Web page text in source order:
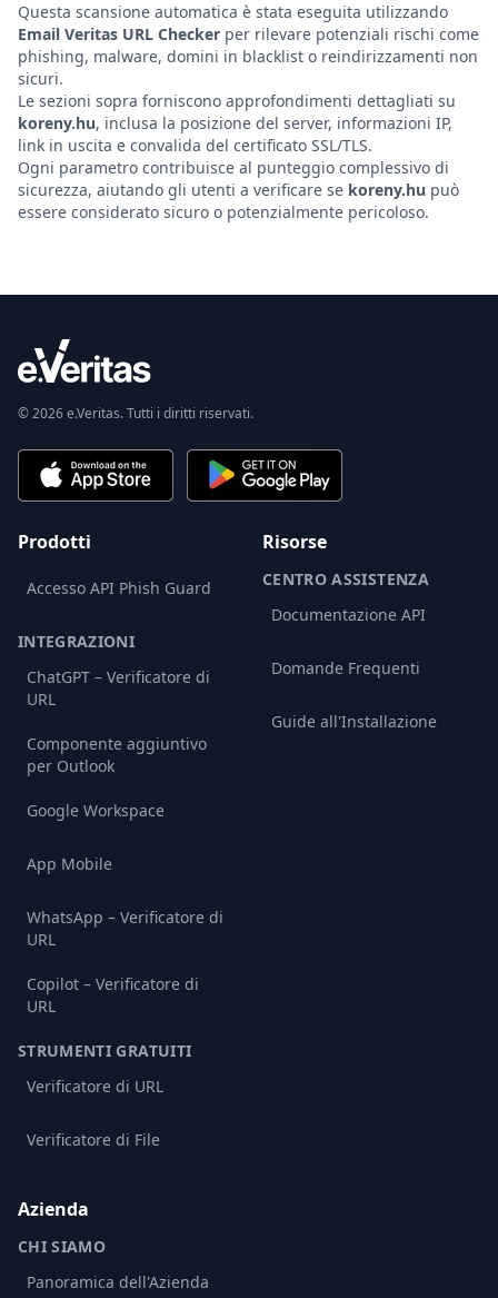
Questa scansione automatica è stata eseguita utilizzando
Email Veritas URL Checker per rilevare potenziali rischi come
phishing, malware, domini in blacklist o reindirizzamenti non
sicuri.
Le sezioni sopra forniscono approfondimenti dettagliati su
koreny.hu, inclusa la posizione del server, informazioni IP,
link in uscita e convalida del certificato SSL/TLS.
Ogni parametro contribuisce al punteggio complessivo di
sicurezza, aiutando gli utenti a verificare se koreny.hu può
essere considerato sicuro o potenzialmente pericoloso.
© 2026 e.Veritas. Tutti i diritti riservati.
Prodotti
Accesso API Phish Guard
INTEGRAZIONI
ChatGPT – Verificatore di
URL
Componente aggiuntivo
per Outlook
Google Workspace
App Mobile
WhatsApp – Verificatore di
URL
Copilot – Verificatore di
URL
STRUMENTI GRATUITI
Verificatore di URL
Verificatore di File
Risorse
CENTRO ASSISTENZA
Documentazione API
Domande Frequenti
Guide all'Installazione
Azienda
CHI SIAMO
Panoramica dell'Azienda